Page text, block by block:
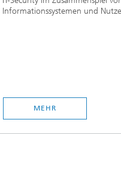
Informationssystemen und
MEHR